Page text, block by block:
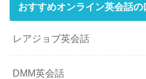
おすすめオンライン英会話の
レアジョブ英会話
DMM英会話